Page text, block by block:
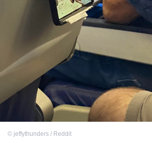
© jeffythunders / Reddit